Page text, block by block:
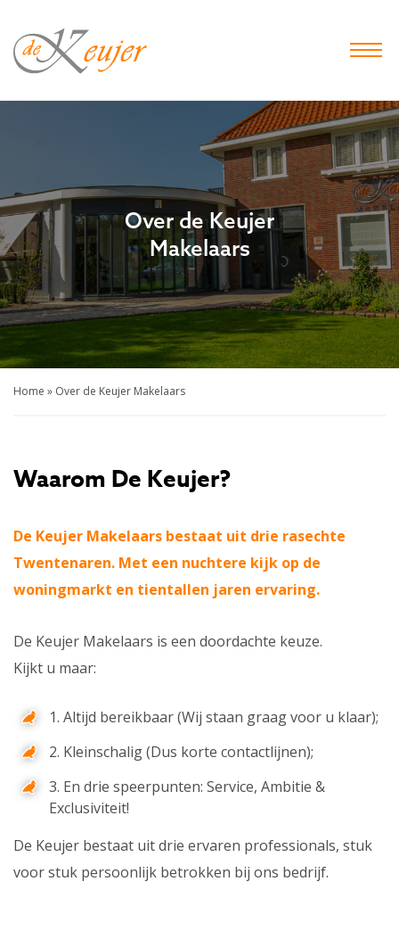
Keujer
-
Over de Keujer
Makelaars
Home » Over de Keujer Makelaars
Waarom De Keujer?
De Keujer Makelaars bestaat uit drie rasechte
Twentenaren. Met een nuchtere kijk op de
woningmarkt en tientallen jaren ervaring.
De Keujer Makelaars is een doordachte keuze.
Kijkt u maar:
1. Altijd bereikbaar (Wij staan graag voor u klaar);
2. Kleinschalig (Dus korte contactlijnen);
3. En drie speerpunten: Service, Ambitie &
Exclusiviteit!
De Keujer bestaat uit drie ervaren professionals, stuk
voor stuk persoonlijk betrokken bij ons bedrijf.